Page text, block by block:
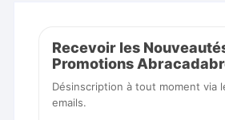
Recevoir les
Promotions
Désinscription à tout moment via
emails.